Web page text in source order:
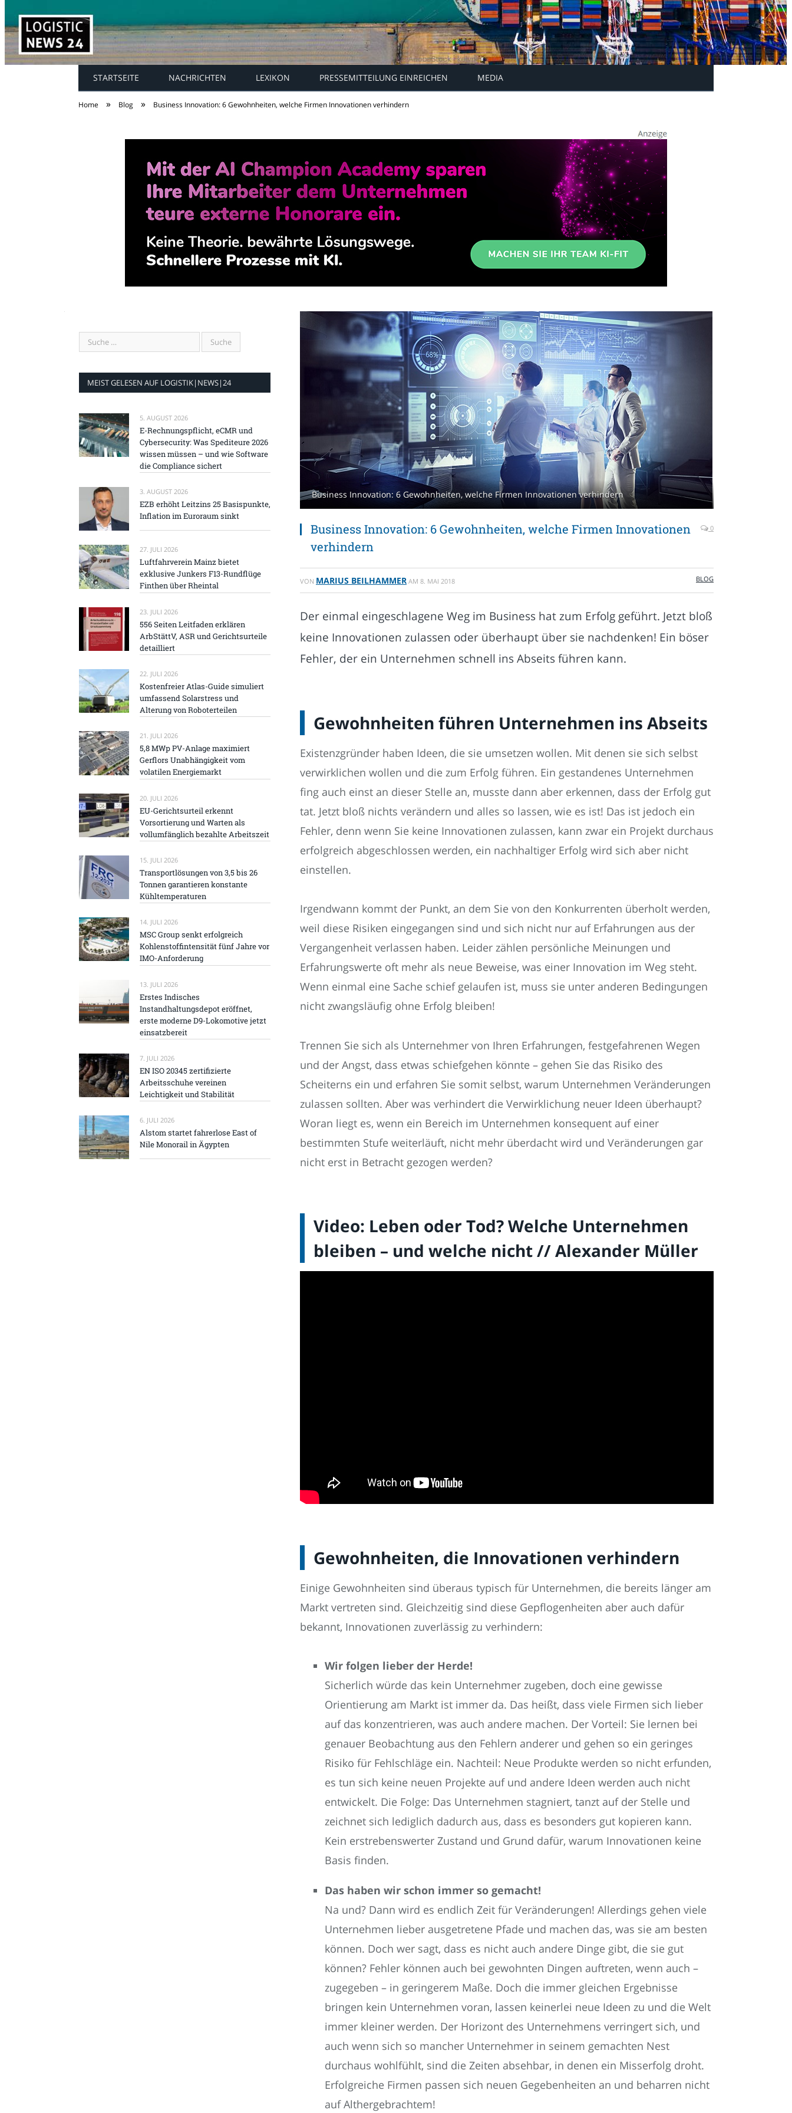
STARTSEITE NACHRICHTEN LEXIKON PRESSEMITTEILUNG EINREICHEN MEDIA
Home » Blog » Business Innovation: 6 Gewohnheiten, welche Firmen Innovationen verhindern
Business Innovation: 6 Gewohnheiten, welche Firmen Innovationen verhindern
Business Innovation: 6 Gewohnheiten, welche Firmen Innovationen
verhindern
0
VON MARIUS BEILHAMMER AM 8. MAI 2018 BLOG
Der einmal eingeschlagene Weg im Business hat zum Erfolg geführt. Jetzt bloß
keine Innovationen zulassen oder überhaupt über sie nachdenken! Ein böser
Fehler, der ein Unternehmen schnell ins Abseits führen kann.
Gewohnheiten führen Unternehmen ins Abseits
Existenzgründer haben Ideen, die sie umsetzen wollen. Mit denen sie sich selbst
verwirklichen wollen und die zum Erfolg führen. Ein gestandenes Unternehmen
fing auch einst an dieser Stelle an, musste dann aber erkennen, dass der Erfolg gut
tat. Jetzt bloß nichts verändern und alles so lassen, wie es ist! Das ist jedoch ein
Fehler, denn wenn Sie keine Innovationen zulassen, kann zwar ein Projekt durchaus
erfolgreich abgeschlossen werden, ein nachhaltiger Erfolg wird sich aber nicht
einstellen.
Irgendwann kommt der Punkt, an dem Sie von den Konkurrenten überholt werden,
weil diese Risiken eingegangen sind und sich nicht nur auf Erfahrungen aus der
Vergangenheit verlassen haben. Leider zählen persönliche Meinungen und
Erfahrungswerte oft mehr als neue Beweise, was einer Innovation im Weg steht.
Wenn einmal eine Sache schief gelaufen ist, muss sie unter anderen Bedingungen
nicht zwangsläufig ohne Erfolg bleiben!
Trennen Sie sich als Unternehmer von Ihren Erfahrungen, festgefahrenen Wegen
und der Angst, dass etwas schiefgehen könnte – gehen Sie das Risiko des
Scheiterns ein und erfahren Sie somit selbst, warum Unternehmen Veränderungen
zulassen sollten. Aber was verhindert die Verwirklichung neuer Ideen überhaupt?
Woran liegt es, wenn ein Bereich im Unternehmen konsequent auf einer
bestimmten Stufe weiterläuft, nicht mehr überdacht wird und Veränderungen gar
nicht erst in Betracht gezogen werden?
Video: Leben oder Tod? Welche Unternehmen
bleiben – und welche nicht // Alexander Müller
Gewohnheiten, die Innovationen verhindern
Einige Gewohnheiten sind überaus typisch für Unternehmen, die bereits länger am
Markt vertreten sind. Gleichzeitig sind diese Gepflogenheiten aber auch dafür
bekannt, Innovationen zuverlässig zu verhindern:
Wir folgen lieber der Herde!
Sicherlich würde das kein Unternehmer zugeben, doch eine gewisse
Orientierung am Markt ist immer da. Das heißt, dass viele Firmen sich lieber
auf das konzentrieren, was auch andere machen. Der Vorteil: Sie lernen bei
genauer Beobachtung aus den Fehlern anderer und gehen so ein geringes
Risiko für Fehlschläge ein. Nachteil: Neue Produkte werden so nicht erfunden,
es tun sich keine neuen Projekte auf und andere Ideen werden auch nicht
entwickelt. Die Folge: Das Unternehmen stagniert, tanzt auf der Stelle und
zeichnet sich lediglich dadurch aus, dass es besonders gut kopieren kann.
Kein erstrebenswerter Zustand und Grund dafür, warum Innovationen keine
Basis finden.
Das haben wir schon immer so gemacht!
Na und? Dann wird es endlich Zeit für Veränderungen! Allerdings gehen viele
Unternehmen lieber ausgetretene Pfade und machen das, was sie am besten
können. Doch wer sagt, dass es nicht auch andere Dinge gibt, die sie gut
können? Fehler können auch bei gewohnten Dingen auftreten, wenn auch –
zugegeben – in geringerem Maße. Doch die immer gleichen Ergebnisse
bringen kein Unternehmen voran, lassen keinerlei neue Ideen zu und die Welt
immer kleiner werden. Der Horizont des Unternehmens verringert sich, und
auch wenn sich so mancher Unternehmer in seinem gemachten Nest
durchaus wohlfühlt, sind die Zeiten absehbar, in denen ein Misserfolg droht.
Erfolgreiche Firmen passen sich neuen Gegebenheiten an und beharren nicht
auf Althergebrachtem!
MEIST GELESEN AUF LOGISTIK|NEWS|24
5. AUGUST 2026
E-Rechnungspflicht, eCMR und
Cybersecurity: Was Spediteure 2026
wissen müssen – und wie Software
die Compliance sichert
3. AUGUST 2026
EZB erhöht Leitzins 25 Basispunkte,
Inflation im Euroraum sinkt
27. JULI 2026
Luftfahrverein Mainz bietet
exklusive Junkers F13-Rundflüge
Finthen über Rheintal
23. JULI 2026
556 Seiten Leitfaden erklären
ArbStättV, ASR und Gerichtsurteile
detailliert
22. JULI 2026
Kostenfreier Atlas-Guide simuliert
umfassend Solarstress und
Alterung von Roboterteilen
21. JULI 2026
5,8 MWp PV-Anlage maximiert
Gerflors Unabhängigkeit vom
volatilen Energiemarkt
20. JULI 2026
EU-Gerichtsurteil erkennt
Vorsortierung und Warten als
vollumfänglich bezahlte Arbeitszeit
15. JULI 2026
Transportlösungen von 3,5 bis 26
Tonnen garantieren konstante
Kühltemperaturen
14. JULI 2026
MSC Group senkt erfolgreich
Kohlenstoffintensität fünf Jahre vor
IMO-Anforderung
13. JULI 2026
Erstes Indisches
Instandhaltungsdepot eröffnet,
erste moderne D9-Lokomotive jetzt
einsatzbereit
7. JULI 2026
EN ISO 20345 zertifizierte
Arbeitsschuhe vereinen
Leichtigkeit und Stabilität
6. JULI 2026
Alstom startet fahrerlose East of
Nile Monorail in Ägypten